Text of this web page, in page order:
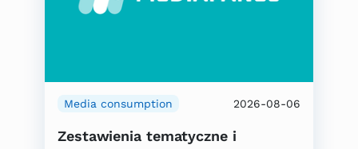
Media consumption 2026-08-06
Zestawienia tematyczne i